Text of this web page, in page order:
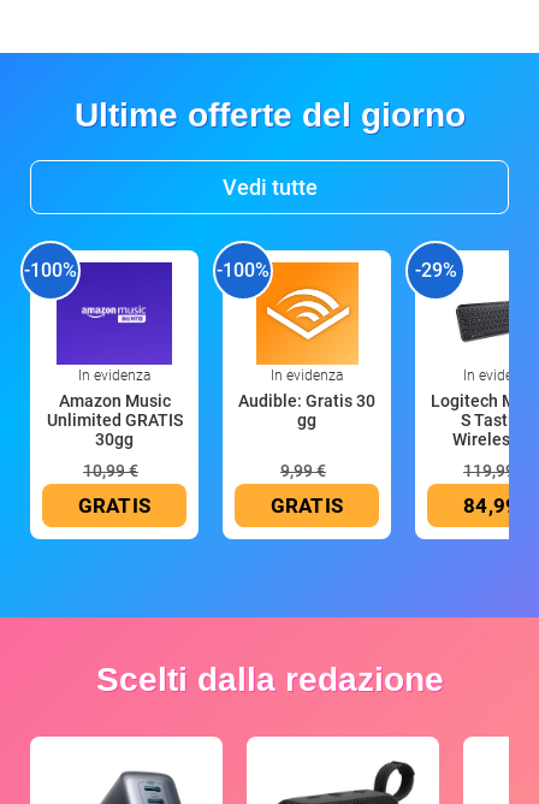
Ultime offerte del giorno
Vedi tutte
-100%
In evidenza
Amazon Music
Unlimited GRATIS
30gg
10,99 €
GRATIS
-100%
In evidenza
Audible: Gratis 30
gg
9,99 €
GRATIS
-29%
In evidenza
Logitech MX
S Tastiera
Wireless
119,99 €
84,99 €
Scelti dalla redazione